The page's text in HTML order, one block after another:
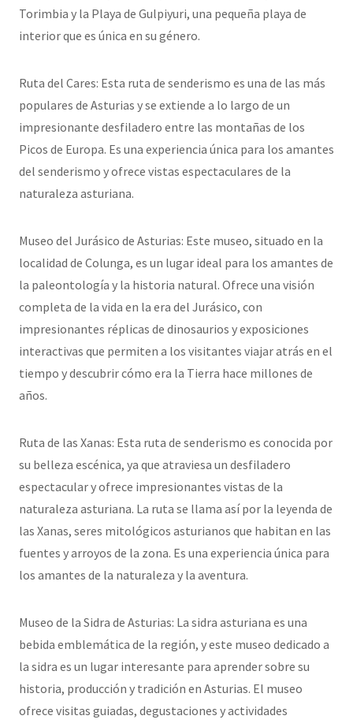
Torimbia y la Playa de Gulpiyuri, una pequeña playa de
interior que es única en su género.
Ruta del Cares: Esta ruta de senderismo es una de las más
populares de Asturias y se extiende a lo largo de un
impresionante desfiladero entre las montañas de los
Picos de Europa. Es una experiencia única para los amantes
del senderismo y ofrece vistas espectaculares de la
naturaleza asturiana.
Museo del Jurásico de Asturias: Este museo, situado en la
localidad de Colunga, es un lugar ideal para los amantes de
la paleontología y la historia natural. Ofrece una visión
completa de la vida en la era del Jurásico, con
impresionantes réplicas de dinosaurios y exposiciones
interactivas que permiten a los visitantes viajar atrás en el
tiempo y descubrir cómo era la Tierra hace millones de
años.
Ruta de las Xanas: Esta ruta de senderismo es conocida por
su belleza escénica, ya que atraviesa un desfiladero
espectacular y ofrece impresionantes vistas de la
naturaleza asturiana. La ruta se llama así por la leyenda de
las Xanas, seres mitológicos asturianos que habitan en las
fuentes y arroyos de la zona. Es una experiencia única para
los amantes de la naturaleza y la aventura.
Museo de la Sidra de Asturias: La sidra asturiana es una
bebida emblemática de la región, y este museo dedicado a
la sidra es un lugar interesante para aprender sobre su
historia, producción y tradición en Asturias. El museo
ofrece visitas guiadas, degustaciones y actividades